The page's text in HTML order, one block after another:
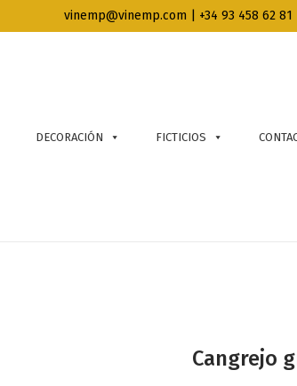
vinemp@vinemp.com | +34 93 458 62 81
DECORACIÓN FICTICIOS
Cangrejo